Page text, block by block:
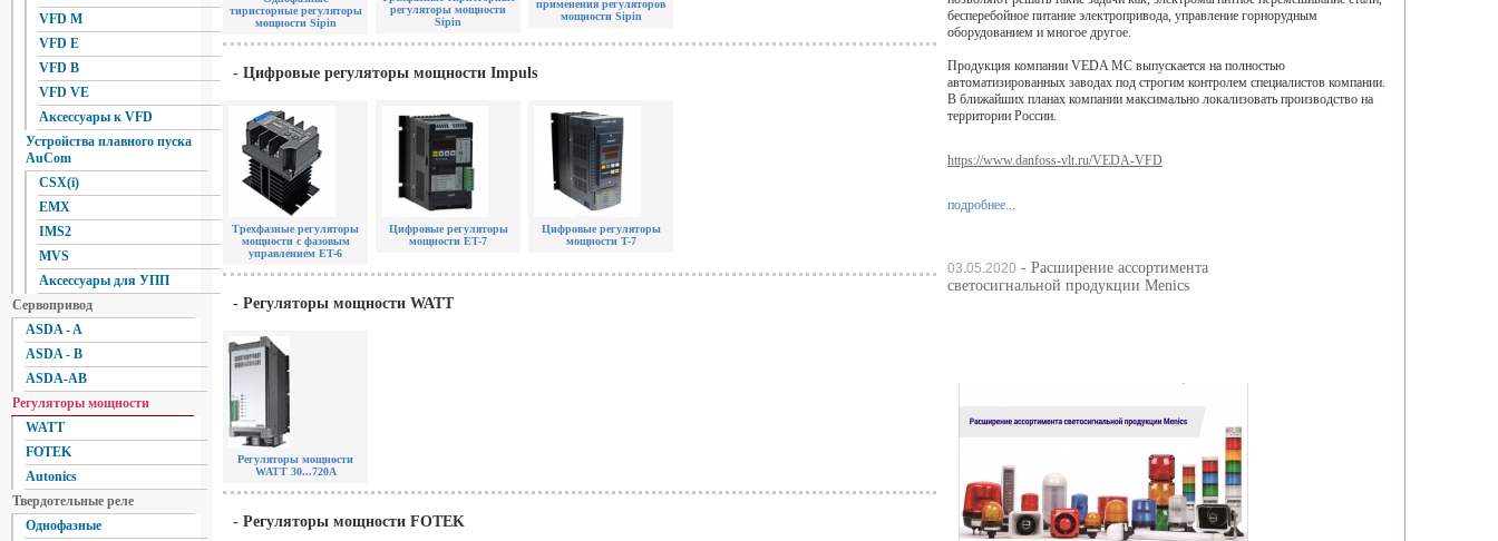
бесперебойное питание электропривода, управление горнорудным
оборудованием и многое другое.
Продукция компании VEDA MC выпускается на полностью
автоматизированных заводах под строгим контролем специалистов компании.
В ближайших планах компании максимально локализовать производство на
территории России.
https://www.danfoss-vlt.ru/VEDA-VFD
подробнее...
03.05.2020 - Расширение ассортимента
светосигнальной продукции Menics
VFD M
VFD E
VFD B
VFD VE
Аксессуары к VFD
Устройства плавного пуска
AuCom
CSX(i)
EMX
IMS2
MVS
Аксессуары для УПП
Сервопривод
ASDA - A
ASDA - B
ASDA-AB
Регуляторы мощности
WATT
FOTEK
Autonics
Твердотельные реле
Однофазные
тиристорные регуляторы
мощности Sipin
регуляторы мощности
Sipin
применения регуляторов
мощности Sipin
- Цифровые регуляторы мощности Impuls
Трехфазные регуляторы
мощности с фазовым
управлением ET-6
Цифровые регуляторы
мощности ET-7
Цифровые регуляторы
мощности T-7
- Регуляторы мощности WATT
Регуляторы мощности
WATT 30...720А
- Регуляторы мощности FOTEK